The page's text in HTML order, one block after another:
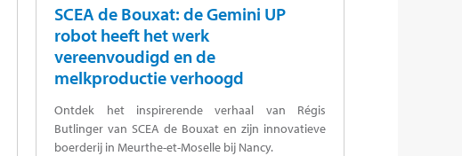
SCEA de Bouxat: de Gemini UP
robot heeft het werk
vereenvoudigd en de
melkproductie verhoogd
Ontdek het inspirerende verhaal van Régis
Butlinger van SCEA de Bouxat en zijn innovatieve
boerderij in Meurthe-et-Moselle bij Nancy.